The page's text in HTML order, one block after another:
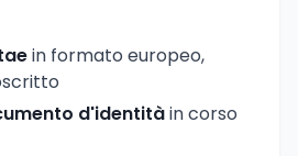
in formato europeo,
d'identitàin corso